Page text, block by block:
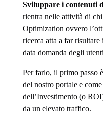
Sviluppare i contenuti
rientra nelle attività di
Optimization ovvero
ricerca atta a far
data domanda degli
Per farlo, il primo passo
del nostro portale e
dell’Investimento (o
da un elevato traffico.